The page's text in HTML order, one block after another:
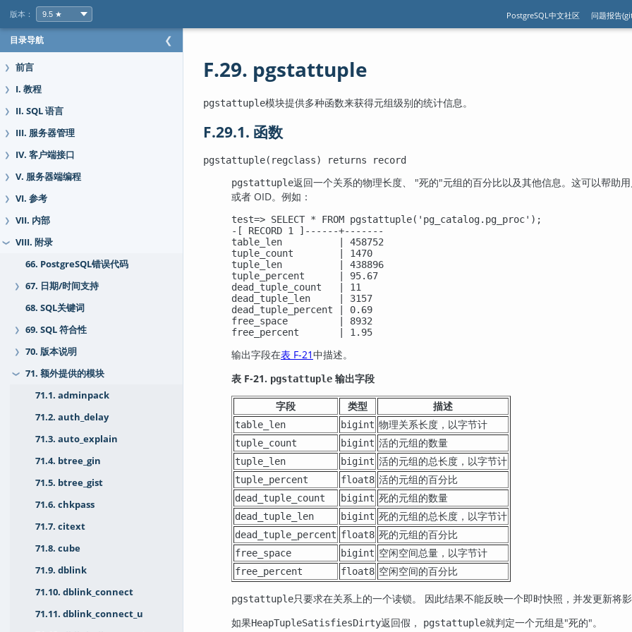
版本： PostgreSQL中文社区 问题报告
目录导航 ❮
❯ 前言
❯ I. 教程
❯ II. SQL 语言
❯ III. 服务器管理
❯ IV. 客户端接口
❯ V. 服务器端编程
❯ VI. 参考
❯ VII. 内部
❯
VIII. 附录
66. PostgreSQL错误代码
❯
67. 日期/时间支持
68. SQL关键词
❯ 69. SQL 符合性
❯ 70. 版本说明
❯
71. 额外提供的模块
71.1. adminpack
71.2. auth_delay
71.3. auto_explain
71.4. btree_gin
71.5. btree_gist
71.6. chkpass
71.7. citext
71.8. cube
71.9. dblink
71.10. dblink_connect
71.11. dblink_connect_u
F.29. pgstattuple
pgstattuple模块提供多种函数来获得元组级别的统计信息。
F.29.1. 函数
pgstattuple(regclass) returns record
pgstattuple返回一个关系的物理长度、 "死的"元组的百分比以及其他信息。这可以帮助
或者 OID。例如：
test=> SELECT * FROM pgstattuple('pg_catalog.pg_proc');
-[ RECORD 1 ]------+-------
table_len          | 458752
tuple_count        | 1470
tuple_len          | 438896
tuple_percent      | 95.67
dead_tuple_count   | 11
dead_tuple_len     | 3157
dead_tuple_percent | 0.69
free_space         | 8932
free_percent       | 1.95
输出字段在表 F-21中描述。
表 F-21. pgstattuple 输出字段
字段 类型 描述
table_len bigint 物理关系长度，以字节计
tuple_count bigint 活的元组的数量
tuple_len bigint 活的元组的总长度，以字节计
tuple_percent float8 活的元组的百分比
dead_tuple_count bigint 死的元组的数量
dead_tuple_len bigint 死的元组的总长度，以字节计
dead_tuple_percent float8 死的元组的百分比
free_space bigint 空闲空间总量，以字节计
free_percent float8 空闲空间的百分比
pgstattuple只要求在关系上的一个读锁。 因此结果不能反映一个即时快照，并发更新将影
如果HeapTupleSatisfiesDirty返回假， pgstattuple就判定一个元组是"死的"。